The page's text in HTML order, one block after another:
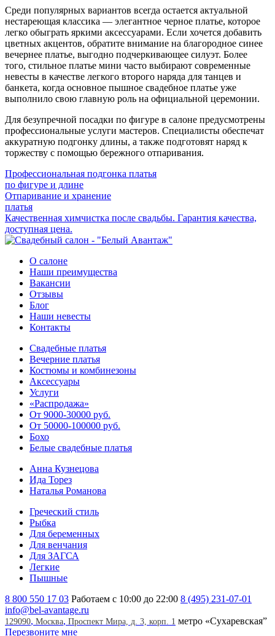
Среди популярных вариантов всегда остается актуальной
нестареющая классика — элегантное черное платье, которое
легко обыграть яркими аксессуарами. Если хочется добавить
цветных акцентов, обратите внимание на благородное синее
вечернее платье, выгодно подчеркивающее силуэт. Более
того, стильное платье мини часто выбирают современные
невесты в качестве легкого второго наряда для танцев и
банкета, когда основное пышное свадебное платье уже
выполнило свою главную роль на официальной церемонии.
Для безупречной посадки по фигуре в салоне предусмотрены
профессиональные услуги мастеров. Специалисты обеспечат
аккуратную подгонку длины, а также подготовят наряд к
торжеству с помощью бережного отпаривания.
Профессиональная подгонка платья
по фигуре и длине
Отпаривание и хранение
платья
Качественная химчистка после свадьбы. Гарантия качества,
доступная цена.
О салоне
Наши преимущества
Вакансии
Отзывы
Блог
Наши невесты
Контакты
Свадебные платья
Вечерние платья
Костюмы и комбинезоны
Аксессуары
Услуги
«Распродажа»
От 9000-30000 руб.
От 50000-100000 руб.
Бохо
Белые свадебные платья
Анна Кузнецова
Ида Торез
Наталья Романова
Греческий стиль
Рыбка
Для беременных
Для венчания
Для ЗАГСА
Легкие
Пышные
8 800 550 17 03 Работаем с 10:00 до 22:00 8 (495) 231-07-01
info@bel-avantage.ru
129090, Москва, Проспект Мира, д. 3, корп. 1 метро «Сухаревская”
Перезвоните мне